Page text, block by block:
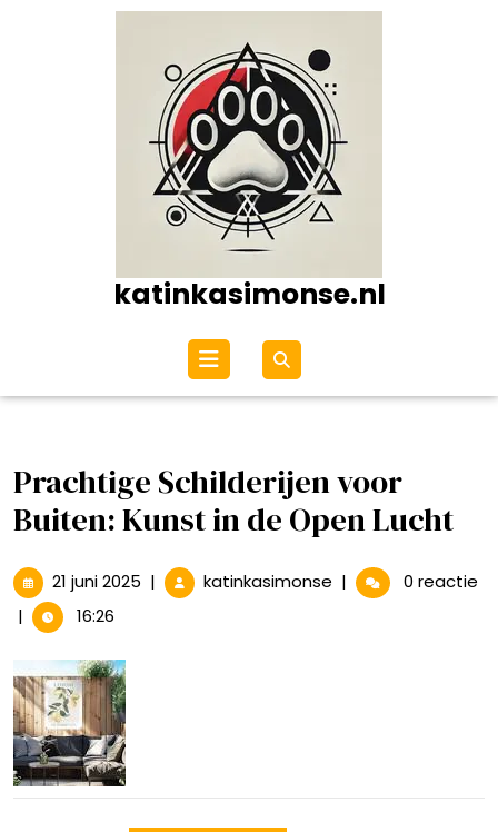
katinkasimonse.nl
Open
menu
Prachtige Schilderijen voor
Buiten: Kunst in de Open Lucht
21 juni 2025 21| katinkasimonse Prachtige
Schilderijen
|
0 reactie
|
16:26